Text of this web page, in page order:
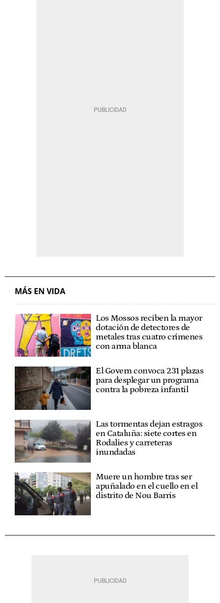
MÁS EN VIDA
Los Mossos reciben la mayor
dotación de detectores de
metales tras cuatro crímenes
con arma blanca
El Govern convoca 231 plazas
para desplegar un programa
contra la pobreza infantil
Las tormentas dejan estragos
en Cataluña: siete cortes en
Rodalies y carreteras
inundadas
Muere un hombre tras ser
apuñalado en el cuello en el
distrito de Nou Barris